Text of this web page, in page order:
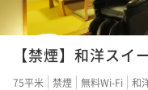
【禁煙】和洋スイ
75平米 禁煙 無料Wi-Fi 和